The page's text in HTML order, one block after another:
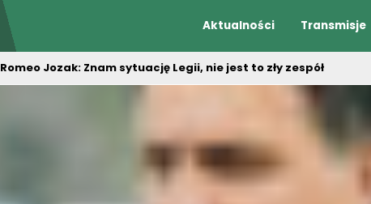
Aktualności Transmisje
Romeo Jozak: Znam sytuację Legii, nie jest to zły zespół